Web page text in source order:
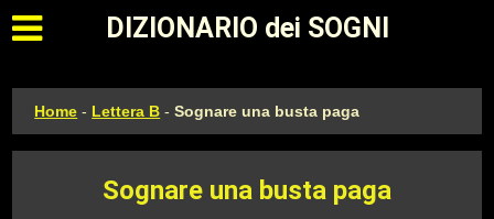
Apri il menu principale
DIZIONARIO dei SOGNI
Home - Lettera B -Sognare una busta paga
Sognare una busta paga